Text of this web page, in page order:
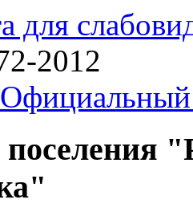
для
2012
поселения